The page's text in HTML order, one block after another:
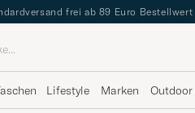
frei ab 89 Euro Bestellwert
Lifestyle Marken Outdoor